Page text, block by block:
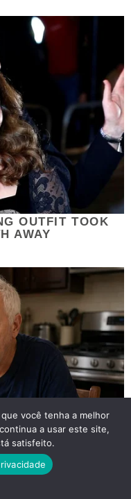
você tenha a melhor
a usar este site,
satisfeito.